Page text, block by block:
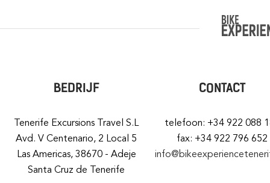
BEDRIJF
Tenerife Excursions Travel S.L
Avd. V Centenario, 2 Local 5
Las Americas, 38670 - Adeje
Santa Cruz de Tenerife
CONTACT
telefoon: +34 922 088
fax: +34 922 796 652